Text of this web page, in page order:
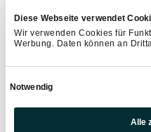
Diese Webseite verwendet
Wir verwenden Cookies für
Werbung. Daten können an
Notwendig
Präferenzen
Alle
Gipfel und Grade Trail
8,5km – 196 hm Anstieg
Gipfelpanorama.
Flying Mozart (siehe
führt dieser